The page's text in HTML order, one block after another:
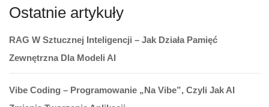
Ostatnie artykuły
RAG W Sztucznej Inteligencji – Jak Działa Pamięć
Zewnętrzna Dla Modeli AI
Vibe Coding – Programowanie „na Vibe”, Czyli Jak AI